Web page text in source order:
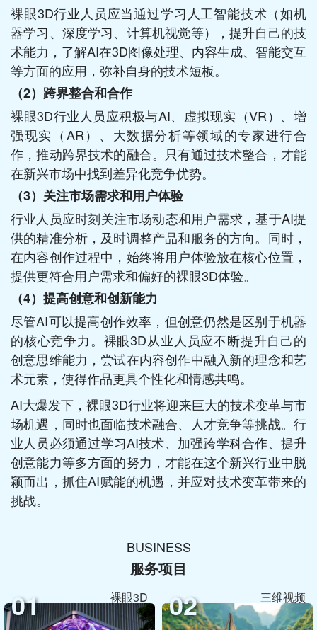
裸眼3D行业人员应当通过学习人工智能技术（如机
器学习、深度学习、计算机视觉等），提升自己的技
术能力，了解AI在3D图像处理、内容生成、智能交互
等方面的应用，弥补自身的技术短板。
（2） 跨界整合和合作
裸眼3D行业人员应积极与AI、虚拟现实（VR）、增
强现实（AR）、大数据分析等领域的专家进行合
作，推动跨界技术的融合。只有通过技术整合，才能
在新兴市场中找到差异化竞争优势。
（3） 关注市场需求和用户体验
行业人员应时刻关注市场动态和用户需求，基于AI提
供的精准分析，及时调整产品和服务的方向。同时，
在内容创作过程中，始终将用户体验放在核心位置，
提供更符合用户需求和偏好的裸眼3D体验。
（4） 提高创意和创新能力
尽管AI可以提高创作效率，但创意仍然是区别于机器
的核心竞争力。裸眼3D从业人员应不断提升自己的
创意思维能力，尝试在内容创作中融入新的理念和艺
术元素，使得作品更具个性化和情感共鸣。
AI大爆发下，裸眼3D行业将迎来巨大的技术变革与市
场机遇，同时也面临技术融合、人才竞争等挑战。行
业人员必须通过学习AI技术、加强跨学科合作、提升
创意能力等多方面的努力，才能在这个新兴行业中脱
颖而出，抓住AI赋能的机遇，并应对技术变革带来的
挑战。
BUSINESS
服务项目
01 裸眼3D 02 三维视频